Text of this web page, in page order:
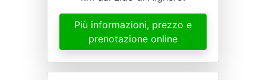
Più informazioni, prezzo e
prenotazione online